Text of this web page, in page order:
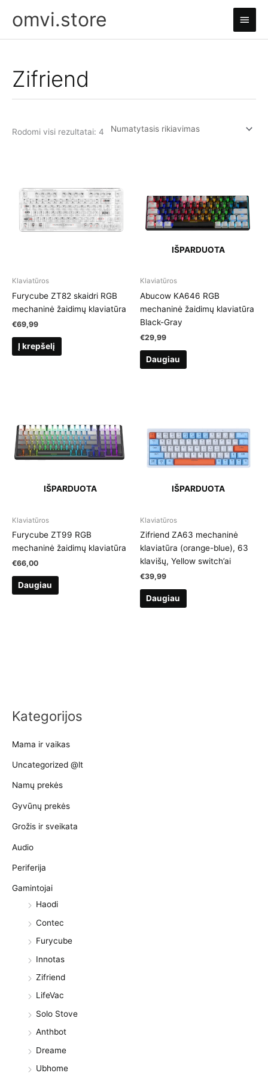
prieomvi.store
Kategorijos
Mama ir vaikas
Uncategorized @lt
Namų prekės
Gyvūnų prekės
Grožis ir sveikata
Audio
Periferija
Gamintojai
Haodi
Contec
Furycube
Innotas
Zifriend
LifeVac
Solo Stove
Anthbot
Dreame
Ubhome
Zifriend
Rodomi visi rezultatai: 4
Klaviatūros
Furycube ZT82 skaidri RGB
mechaninė žaidimų klaviatūra
€69,99
Į krepšelį
IŠPARDUOTA
Klaviatūros
Abucow KA646 RGB
mechaninė žaidimų klaviatūra
Black-Gray
€29,99
Daugiau
IŠPARDUOTA
Klaviatūros
Furycube ZT99 RGB
mechaninė žaidimų klaviatūra
€66,00
Daugiau
IŠPARDUOTA
Klaviatūros
Zifriend ZA63 mechaninė
klaviatūra (orange-blue), 63
klavišų, Yellow switch’ai
€39,99
Daugiau